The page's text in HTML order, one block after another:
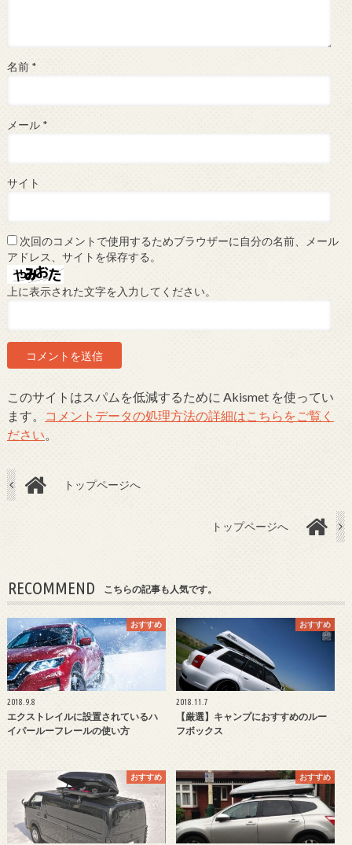
名前 *
メール *
サイト
次回のコメントで使用するためブラウザーに自分の名前、メール
アドレス、サイトを保存する。
上に表示された文字を入力してください。
このサイトはスパムを低減するために Akismet を使ってい
ます。
コメントデータの処理方法の詳細はこちらをご覧く
ださい。
トップページへ
トップページへ
RECOMMEND こちらの記事も人気です。
おすすめ
2018.9.8
エクストレイルに設置されているハ
イパールーフレールの使い方
おすすめ
2018.11.7
【厳選】キャンプにおすすめのルー
フボックス
おすすめ おすすめ